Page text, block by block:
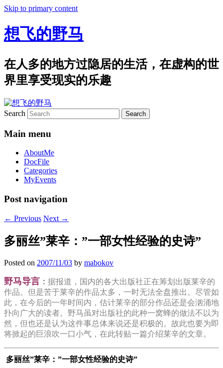
Skip to primary content
想飞的野马
在人多的地方过隐居的生活，在虚构的世
界里享受现实的乐趣
Search
Main menu
AboutMe
DocFile
Categories
MyEvents
Post navigation
← Previous Next →
多丽丝”莱辛：”一部女性经验的史诗”
Posted on 2007/11/03 by mabokov
野马导言 ： 据报道，国内的各大出版社正在筹划出版莱辛的
作品。但是苦于莱辛的作品太多，一时无法全盘推出。尽管如
此，在今后的一年时间内，估计莱辛的部分作品还是会汹涌地
扑向广大的读者。野马虽对出版社的此种一窝蜂的做法不以为
然，但也还是认为这件事总体来说还是积极的。故此也要为即
将掀起的巨浪吹一口小气，在此转贴一篇介绍莱辛的文章。
多丽丝”莱辛：”一部女性经验的史诗”